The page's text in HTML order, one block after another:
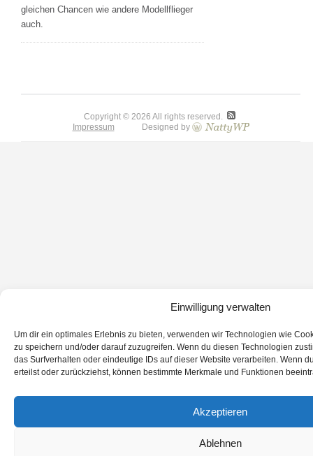
Einwilligung verwalten
Um dir ein optimales Erlebnis zu bieten, verwenden wir Technologien wie
zu speichern und/oder darauf zuzugreifen. Wenn du diesen Technologien
das Surfverhalten oder eindeutige IDs auf dieser Website verarbeiten. Wenn
erteilst oder zurückziehst, können bestimmte Merkmale und Funktionen
Akzeptieren
Ablehnen
gleichen Chancen wie andere Modellflieger
auch.
Copyright © 2026 All rights reserved.
Impressum Designed by